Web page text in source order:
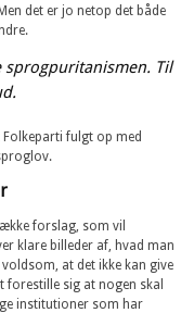
det er jo netop det både
sprogpuritanismen. Til
fulgt op med
forslag, som vil
klare billeder af, hvad man
at det ikke kan give
sig at nogen skal
institutioner som har